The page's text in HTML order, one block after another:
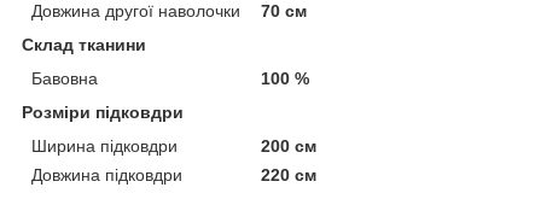
Довжина другої наволочки
70 см
Склад тканини
Бавовна
100 %
Розміри підковдри
Ширина підковдри
200 см
Довжина підковдри
220 см